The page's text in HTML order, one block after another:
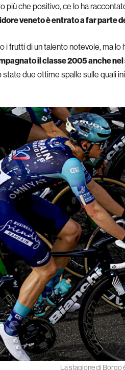
che positivo, ce lo ha
veneto è entrato a far parte
frutti di un talento notevole, ma
il classe 2005 anche nel
due ottime spalle sulle quali
La stagione di Borgo